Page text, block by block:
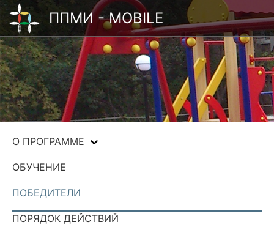
ППМИ - MOBILE
О ПРОГРАММЕ
ОБУЧЕНИЕ
ПОБЕДИТЕЛИ
ПОРЯДОК ДЕЙСТВИЙ